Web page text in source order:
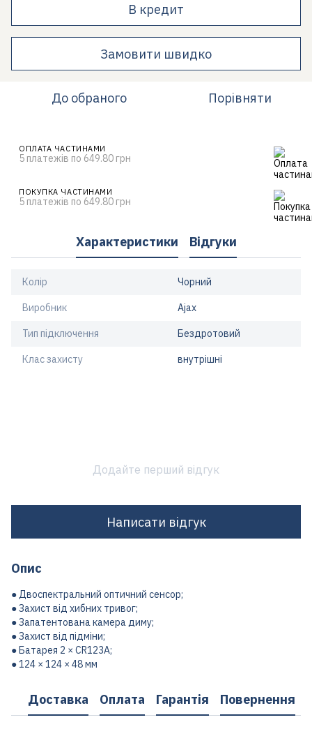
В кредит
Замовити швидко
До обраного Порівняти
ОПЛАТА ЧАСТИНАМИ
5 платежів по 649.80 грн
ПОКУПКА ЧАСТИНАМИ
5 платежів по 649.80 грн
Характеристики Відгуки
Колір Чорний
Виробник Ajax
Тип підключення Бездротовий
Клас захисту внутрішні
Додайте перший відгук
Написати відгук
Опис
● Двоспектральний оптичний сенсор;
● Захист від хибних тривог;
● Запатентована камера диму;
● Захист від підміни;
● Батарея 2 × CR123A;
● 124 × 124 × 48 мм
Доставка Оплата Гарантія Повернення